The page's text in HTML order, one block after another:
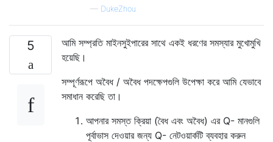
— DukeZhou
5
আমি সম্প্রতি মাইনসুইপারের সাথে একই ধরণের সমস্যার মুখোমুখি
হয়েছি।
সম্পূর্ণরূপে অবৈধ / অবৈধ পদক্ষেপগুলি উপেক্ষা করে আমি যেভাবে
সমাধান করেছি তা।
আপনার সমস্ত ক্রিয়া (বৈধ এবং অবৈধ) এর Q- মানগুলি
পূর্বাভাস দেওয়ার জন্য Q- নেটওয়ার্কটি ব্যবহার করুন